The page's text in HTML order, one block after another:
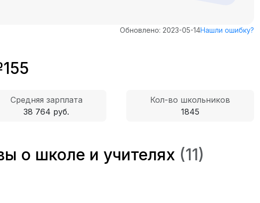
Обновлено: 2023-05-14Нашли ошибку?
Средняя зарплата
38 764 руб.
Кол-во школьников
1845
о школе и учителях (11)